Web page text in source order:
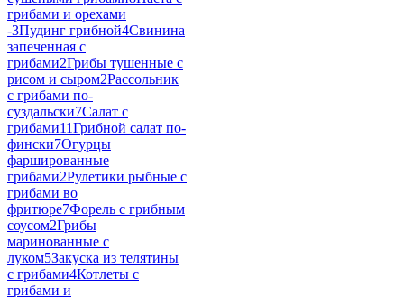
грибами и орехами
-3Пудинг грибной4Свинина
запеченная с
грибами2Грибы тушенные с
рисом и сыром2Рассольник
с грибами по-
суздальски7Салат с
грибами11Грибной салат по-
фински7Огурцы
фаршированные
грибами2Рулетики рыбные с
грибами во
фритюре7Форель с грибным
соусом2Грибы
маринованные с
луком5Закуска из телятины
с грибами4Котлеты с
грибами и